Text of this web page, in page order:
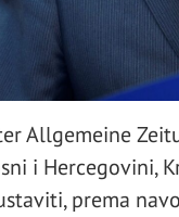
Allgemeine
i Hercegovini,
prema